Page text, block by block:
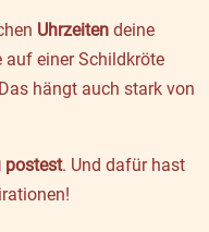
Uhrzeiten deine
auf einer Schildkröte
hängt auch stark von
postest. Und dafür hast